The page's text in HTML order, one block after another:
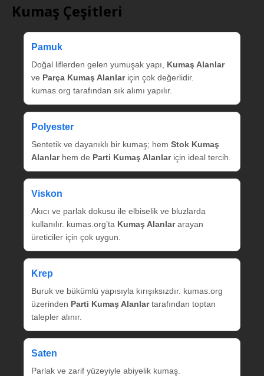
Kumaş Çeşitleri
Pamuk
Doğal liflerden gelen yumuşak yapı, Kumaş Alanlar
ve Parça Kumaş Alanlariçin çok değerlidir.
kumas.org tarafından sık alımı yapılır.
Polyester
Sentetik ve dayanıklı bir kumaş; hem Stok Kumaş
Alanlarhem de Parti Kumaş Alanlariçin ideal tercih.
Viskon
Akıcı ve parlak dokusu ile elbiselik ve bluzlarda
kullanılır. kumas.org’ta Kumaş Alanlararayan
üreticiler için çok uygun.
Krep
Buruk ve bükümlü yapısıyla kırışıksızdır. kumas.org
üzerinden Parti Kumaş Alanlartarafından toptan
talepler alınır.
Saten
Parlak ve zarif yüzeyiyle abiyelik kumaş.